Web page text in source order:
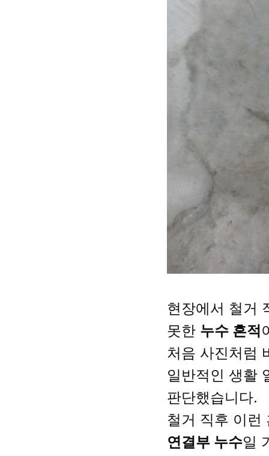
현장에서 철거
못한 누수 흔적
처음 사진처럼
일반적인 생활
판단했습니다.
철거 직후 이런
연결부 누수일